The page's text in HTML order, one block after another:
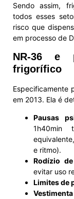
Sendo assim,
todos esses
risco que
em processo de
NR-36 e
frigorífico
Especificamente
em 2013. Ela é
Pausas
1h40min
e ritmo).
Rodízio
evitar uso
Limites de